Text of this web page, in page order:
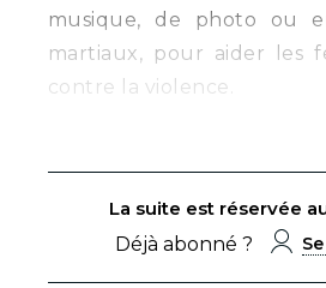
musique, de photo ou
martiaux, pour aider les
contre la violence.
La suite est réservée
Déjà abonné ?